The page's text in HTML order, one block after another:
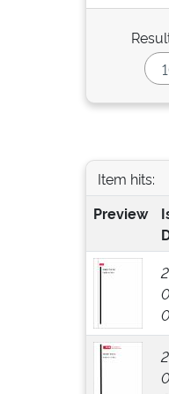
Item hits:
Preview